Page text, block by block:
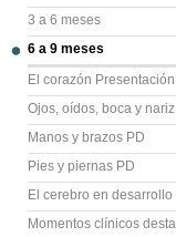
3 a 6 meses
6 a 9 meses
El corazón
Ojos, oídos, boca y
Manos y brazos PD
Pies y piernas PD
El cerebro en desarrollo
Momentos clínicos